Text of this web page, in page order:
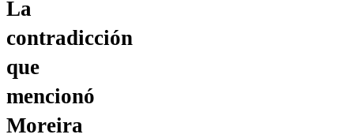
La
contradicción
que
mencionó
Moreira